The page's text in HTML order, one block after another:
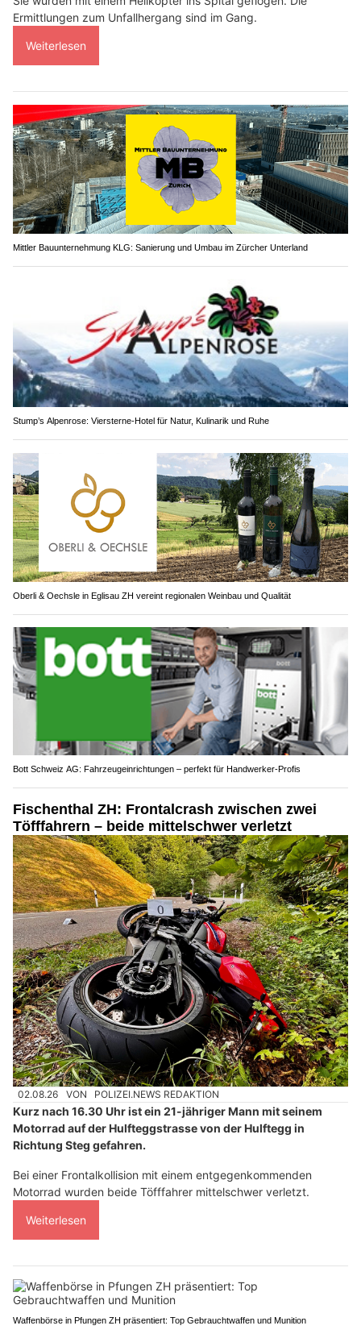
Ermittlungen zum Unfallhergang sind im Gang.
Weiterlesen
Mittler Bauunternehmung KLG: Sanierung und Umbau im Zürcher Unterland
Stump’s Alpenrose: Viersterne-Hotel für Natur, Kulinarik und Ruhe
Oberli & Oechsle in Eglisau ZH vereint regionalen Weinbau und Qualität
Bott Schweiz AG: Fahrzeugeinrichtungen – perfekt für Handwerker-Profis
Fischenthal ZH: Frontalcrash zwischen zwei
Töfffahrern – beide mittelschwer verletzt
02.08.26 VON POLIZEI.NEWS REDAKTION
Kurz nach 16.30 Uhr ist ein 21-jähriger Mann mit seinem
Motorrad auf der Hulfteggstrasse von der Hulftegg in
Richtung Steg gefahren.
Bei einer Frontalkollision mit einem entgegenkommenden
Motorrad wurden beide Töfffahrer mittelschwer verletzt.
Weiterlesen
Waffenbörse in Pfungen ZH präsentiert: Top Gebrauchtwaffen und Munition